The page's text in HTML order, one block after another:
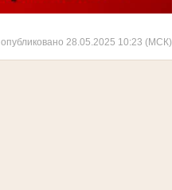
опубликовано 28.05.2025 10:23 (МСК)